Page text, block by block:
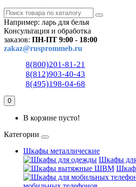
Например: ларь для белья
Консультация и обработка
заказов: ПН-ПТ 9:00 - 18:00
zakaz@rusprommeb.ru
8(800)201-81-21
8(812)903-40-43
8(495)198-04-68
0
В корзине пусто!
Категории
Шкафы металлические
Шкафы